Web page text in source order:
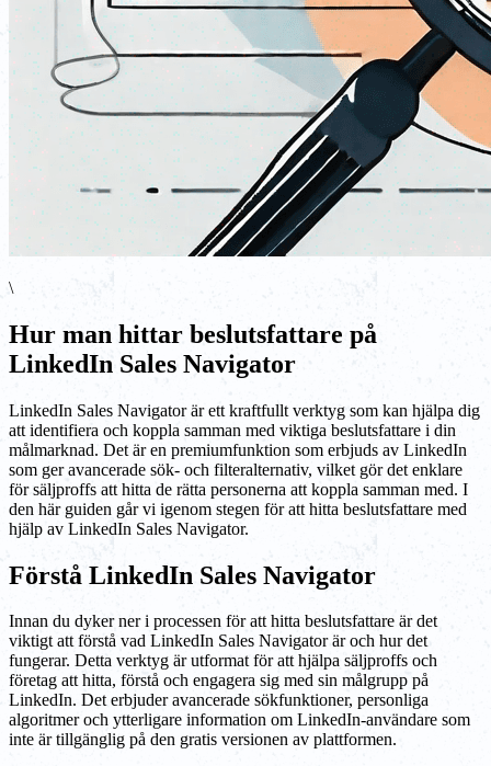
\
Hur man hittar beslutsfattare på
LinkedIn Sales Navigator
LinkedIn Sales Navigator är ett kraftfullt verktyg som kan hjälpa dig
att identifiera och koppla samman med viktiga beslutsfattare i din
målmarknad. Det är en premiumfunktion som erbjuds av LinkedIn
som ger avancerade sök- och filteralternativ, vilket gör det enklare
för säljproffs att hitta de rätta personerna att koppla samman med. I
den här guiden går vi igenom stegen för att hitta beslutsfattare med
hjälp av LinkedIn Sales Navigator.
Förstå LinkedIn Sales Navigator
Innan du dyker ner i processen för att hitta beslutsfattare är det
viktigt att förstå vad LinkedIn Sales Navigator är och hur det
fungerar. Detta verktyg är utformat för att hjälpa säljproffs och
företag att hitta, förstå och engagera sig med sin målgrupp på
LinkedIn. Det erbjuder avancerade sökfunktioner, personliga
algoritmer och ytterligare information om LinkedIn-användare som
inte är tillgänglig på den gratis versionen av plattformen.